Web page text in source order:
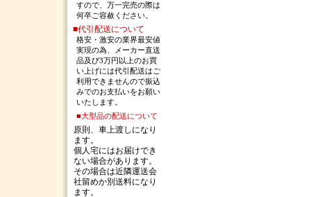
すので、万一完売の際は
何卒ご容赦ください。
■代引配送について
格安・激安の業界最安値
実現の為、メーカー直送
品及び3万円以上のお買
い上げには代引配送はご
利用できませんので振込
みでのお支払いをお願い
いたします。
■大型品の配送について
原則、車上渡しになり
ます。
個人宅にはお届けでき
ない場合があります。
その場合は近隣運送会
社留めか別送料になり
ます。